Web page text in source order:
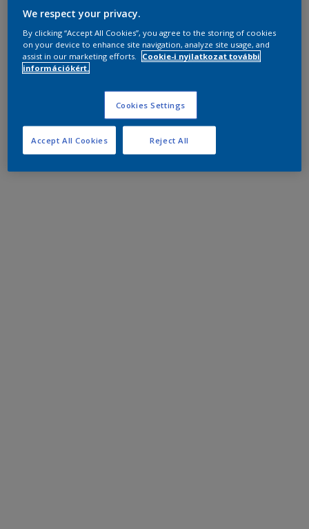
We respect your privacy.
By clicking “Accept All Cookies”, you agree to the storing of cookies
on your device to enhance site navigation, analyze site usage, and
assist in our marketing efforts.
Cookie-i nyilatkozat további
információkért.
Cookies Settings
Reject All
Accept All Cookies